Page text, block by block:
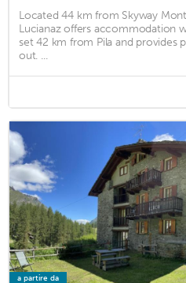
Located 44 km from Skyway
Lucianaz offers accommodation
set 42 km from Pila and provides
out. ...
a partire da